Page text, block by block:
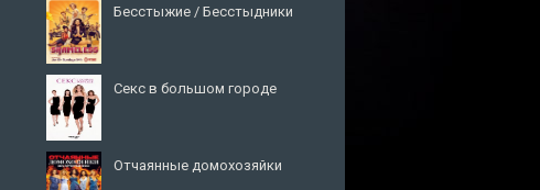
Бесстыжие / Бесстыдники
Секс в большом городе
Отчаянные домохозяйки